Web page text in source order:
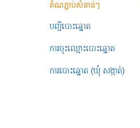
តំណភ្ជាប់សំខាន់ៗ
បញ្ជីបោះឆ្នោត
ការចុះឈ្មោះបោះឆ្នោត
ការបោះឆ្នោត (ឃុំ សង្កាត់)